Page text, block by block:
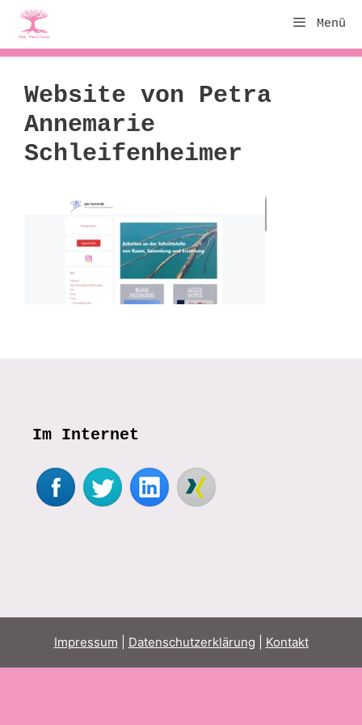
Zum
Inhalt
springen
Menü
Website von Petra
Annemarie
Schleifenheimer
Im Internet
Impressum Datenschutzerklärung Kontakt